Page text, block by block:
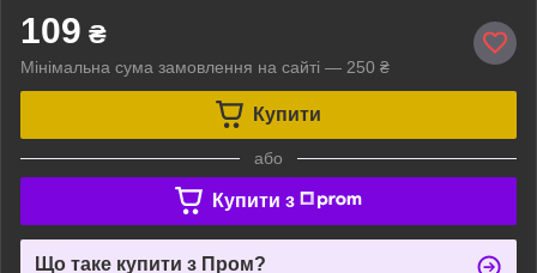
109 ₴
Мінімальна сума замовлення на сайті — 250 ₴
Купити
або
Купити з
Що таке купити з Пром?